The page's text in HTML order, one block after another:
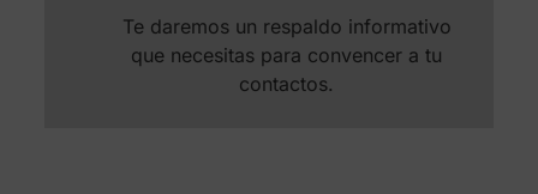
Te daremos un respaldo informativo
que necesitas para convencer a tu
contactos.